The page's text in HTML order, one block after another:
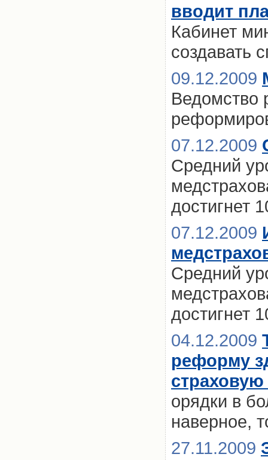
вводит
Кабинет
создавать
09.12.2009
Ведомство
07.12.2009
Средний
достигнет
07.12.2009
Средний
достигнет
04.12.2009
реформу
орядки в
наверное,
27.11.2009